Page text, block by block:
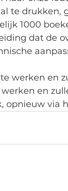
te drukken,
1000
dat de
werken en
en
opnieuw via